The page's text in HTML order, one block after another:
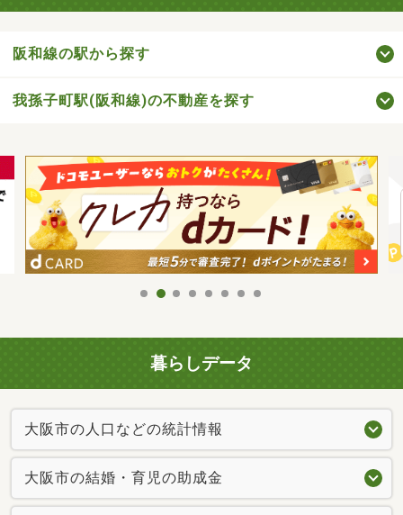
阪和線の駅から探す
我孫子町駅(阪和線)の不動産を探す
暮らしデータ
大阪市の人口などの統計情報
大阪市の結婚・育児の助成金